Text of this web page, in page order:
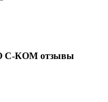
С-КОМ отзывы